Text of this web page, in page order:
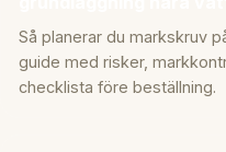
Så planerar du markskruv
guide med risker,
checklista före beställning.